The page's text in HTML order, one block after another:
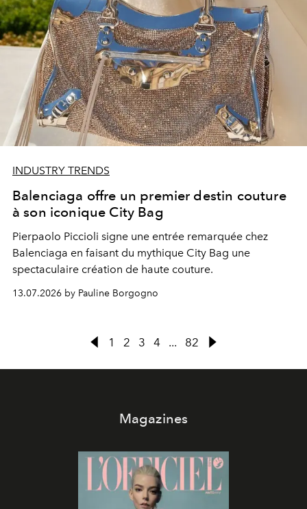
INDUSTRY TRENDS
Balenciaga offre un premier destin couture
à son iconique City Bag
Pierpaolo Piccioli signe une entrée remarquée chez
Balenciaga en faisant du mythique City Bag une
spectaculaire création de haute couture.
13.07.2026 by Pauline Borgogno
1 2 3 4 ... 82
Magazines